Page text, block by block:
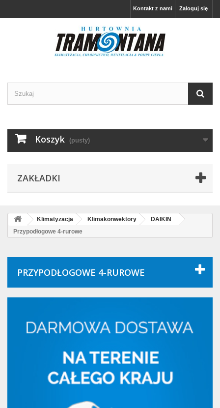
Zaloguj się
Kontakt z nami
Koszyk (pusty)
ZAKŁADKI
Klimatyzacja Klimakonwektory
DAIKIN
Przypodłogowe 4-rurowe
PRZYPODŁOGOWE 4-RUROWE